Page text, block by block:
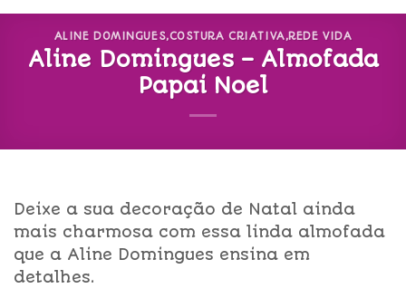
ALINE DOMINGUES,COSTURA CRIATIVA,REDE VIDA
Aline Domingues – Almofada
Papai Noel
Deixe a sua decoração de Natal ainda
mais charmosa com essa linda almofada
que a Aline Domingues ensina em
detalhes.